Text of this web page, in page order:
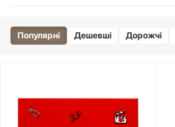
Популярні Дешевші Дорожчі